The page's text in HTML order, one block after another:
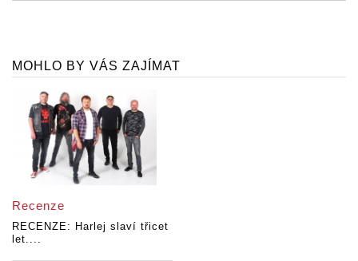
MOHLO BY VÁS ZAJÍMAT
Recenze
RECENZE: Harlej slaví třicet
let....